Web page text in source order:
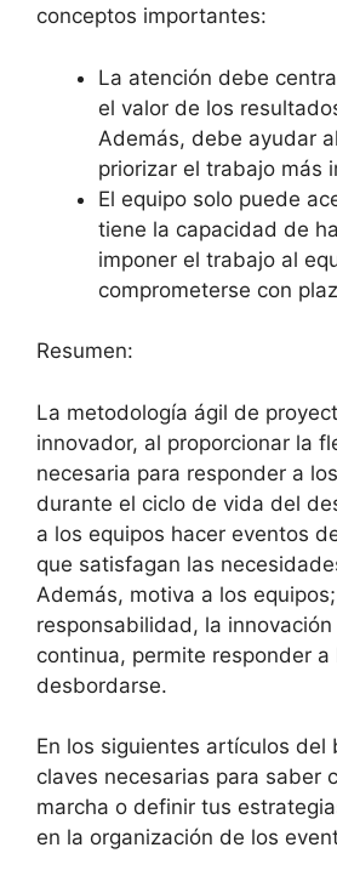
conceptos importantes:
La atención debe
el valor de los
Además, debe ayudar
priorizar el trabajo más
El equipo solo puede
tiene la capacidad de
imponer el trabajo al
comprometerse con
Resumen:
La metodología ágil de
innovador, al proporcionar la
necesaria para responder a
durante el ciclo de vida del
a los equipos hacer eventos
que satisfagan las
Además, motiva a los
responsabilidad, la
continua, permite responder a
desbordarse.
En los siguientes artículos del
claves necesarias para saber
marcha o definir tus
en la organización de los